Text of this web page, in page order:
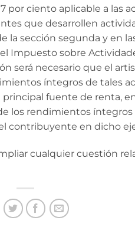
por ciento aplicable a las
que desarrollen
la sección segunda y en
Impuesto sobre
será necesario que el
íntegros de tales
principal fuente de renta,
los rendimientos
contribuyente en dicho
cualquier cuestión